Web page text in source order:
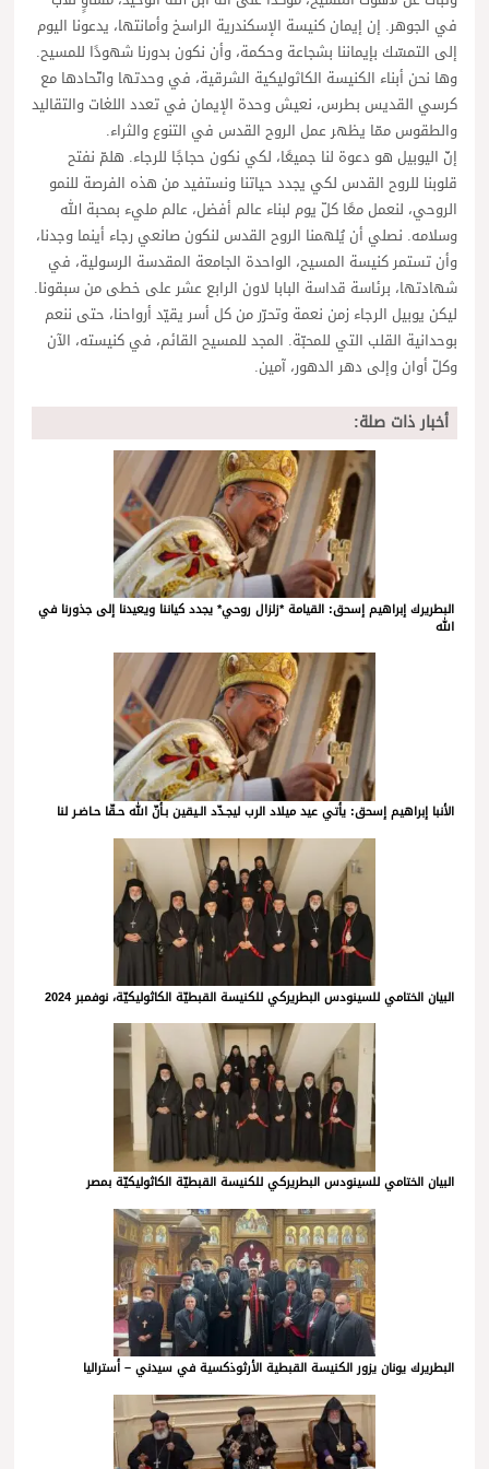
في الجوهر. إن إيمان كنيسة الإسكندرية الراسخ وأمانتها، يدعونا اليوم
إلى التمسّك بإيماننا بشجاعة وحكمة، وأن نكون بدورنا شهودًا للمسيح.
وها نحن أبناء الكنيسة الكاثوليكية الشرقية، في وحدتها واتّحادها مع
كرسي القديس بطرس، نعيش وحدة الإيمان في تعدد اللغات والتقاليد
والطقوس ممّا يظهر عمل الروح القدس في التنوع والثراء.
إنّ اليوبيل هو دعوة لنا جميعًا، لكي نكون حجاجًا للرجاء. هلمّ نفتح
قلوبنا للروح القدس لكي يجدد حياتنا ونستفيد من هذه الفرصة للنمو
الروحي، لنعمل معًا كلّ يوم لبناء عالم أفضل، عالم مليء بمحبة الله
وسلامه. نصلي أن يُلهمنا الروح القدس لنكون صانعي رجاء أينما وجدنا،
وأن تستمر كنيسة المسيح، الواحدة الجامعة المقدسة الرسولية، في
شهادتها، برئاسة قداسة البابا لاون الرابع عشر على خطى من سبقونا.
ليكن يوبيل الرجاء زمن نعمة وتحرّر من كل أسر يقيّد أرواحنا، حتى ننعم
بوحدانية القلب التي للمحبّة. المجد للمسيح القائم، في كنيسته، الآن
وكلّ أوان وإلى دهر الدهور، آمين.
أخبار ذات صلة:
البطريرك إبراهيم إسحق: القيامة *زلزال روحي* يجدد كياننا ويعيدنا إلى جذورنا في
الله
الأنبا إبراهيم إسحق: يأتي عيد ميلاد الرب ليجـدّد الـيقين بـأنّ الله حـقّا حـاضـر لنا
البيان الختامي للسينودس البطريركي للكنيسة القبطيّة الكاثوليكيّة، نوفمبر 2024
البيان الختامي للسينودس البطريركي للكنيسة القبطيّة الكاثوليكيّة بمصر
البطريرك يونان يزور الكنيسة القبطية الأرثوذكسية في سيدني – أستراليا